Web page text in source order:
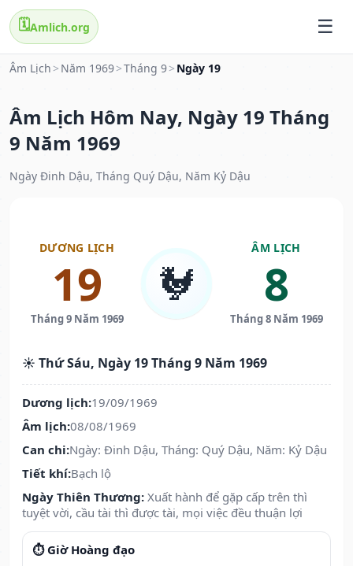
🗓️Amlich.org
Âm Lịch > Năm 1969>Tháng 9> Ngày 19
Âm Lịch Hôm Nay, Ngày 19 Tháng
9 Năm 1969
Ngày Đinh Dậu, Tháng Quý Dậu, Năm Kỷ Dậu
DƯƠNG LỊCH
19
Tháng 9 Năm 1969
🐓
ÂM LỊCH
8
Tháng 8 Năm 1969
☀️ Thứ Sáu, Ngày 19 Tháng 9 Năm 1969
Dương lịch:19/09/1969
Âm lịch:08/08/1969
Can chi:Ngày: Đinh Dậu, Tháng: Quý Dậu, Năm: Kỷ Dậu
Tiết khí:Bạch lộ
Ngày Thiên Thương: Xuất hành để gặp cấp trên thì
tuyệt vời, cầu tài thì được tài, mọi việc đều thuận lợi
⏱️ Giờ Hoàng đạo